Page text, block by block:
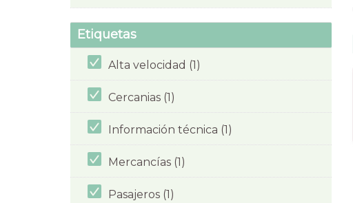
Etiquetas
Alta velocidad (1)
Cercanias (1)
Información técnica (1)
Mercancías (1)
Pasajeros (1)